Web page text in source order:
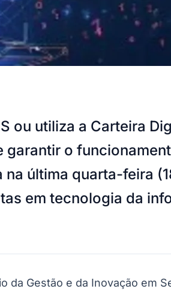
ou utiliza a Carteira
o
última quarta-feira
em tecnologia da
Gestão e da Inovação em